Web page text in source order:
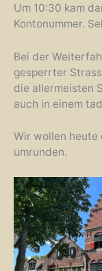
Um 10:30 kam
Kontonummer.
Bei der
gesperrter
die allermeisten
auch in einem
Wir wollen heute
umrunden.